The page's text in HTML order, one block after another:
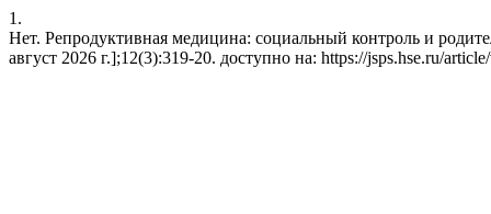
1.
Нет. Репродуктивная медицина: социальный контроль и
август 2026 г.];12(3):319-20. доступно на: https://jsps.hse.ru/